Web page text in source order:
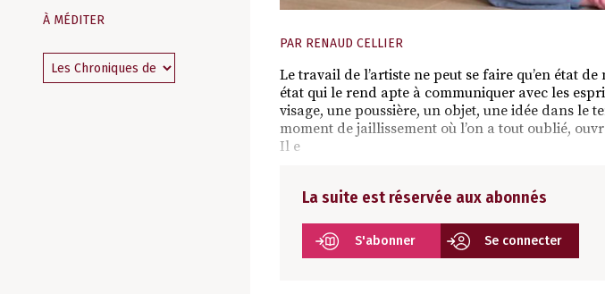
À MÉDITER
PAR RENAUD CELLIER
Le travail de l’artiste ne peut se faire qu’en état
état qui le rend apte à communiquer avec les
visage, une poussière, un objet, une idée dans le
moment de jaillissement où l’on a tout oublié,
Il e
La suite est réservée aux abonnés
S'abonner Se connecter